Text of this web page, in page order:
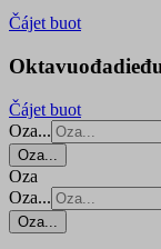
Čájet buot
Čájet buot
Oza...
Oza...
Oza
Oza...
Oza...